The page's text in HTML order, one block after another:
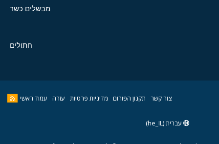
מבשלים כשר
חתולים
צור קשר תקנון הפורום מדיניות פרטיות עזרה עמוד ראשי
עברית (he_IL)